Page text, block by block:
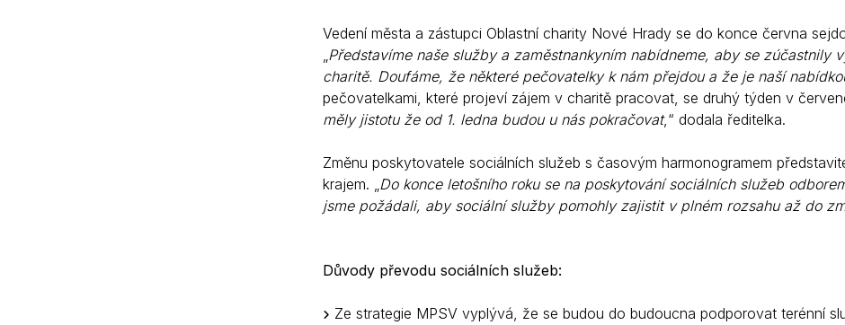
Vedení města a zástupci Oblastní charity Nové Hrady se do konce června
Představíme naše služby a zaměstnankyním nabídneme, aby se zúčastnily
charitě. Doufáme, že některé pečovatelky k nám přejdou a že je naší
pečovatelkami, které projeví zájem v charitě pracovat, se druhý týden v
měly jistotu že od 1. ledna budou u nás pokračovat,“ dodala ředitelka.
Změnu poskytovatele sociálních služeb s časovým harmonogramem
krajem. „
Do konce letošního roku se na poskytování sociálních služeb
jsme požádali, aby sociální služby pomohly zajistit v plném rozsahu až do
Důvody převodu sociálních služeb:
Ze strategie MPSV vyplývá, že se budou do budoucna podporovat terénní